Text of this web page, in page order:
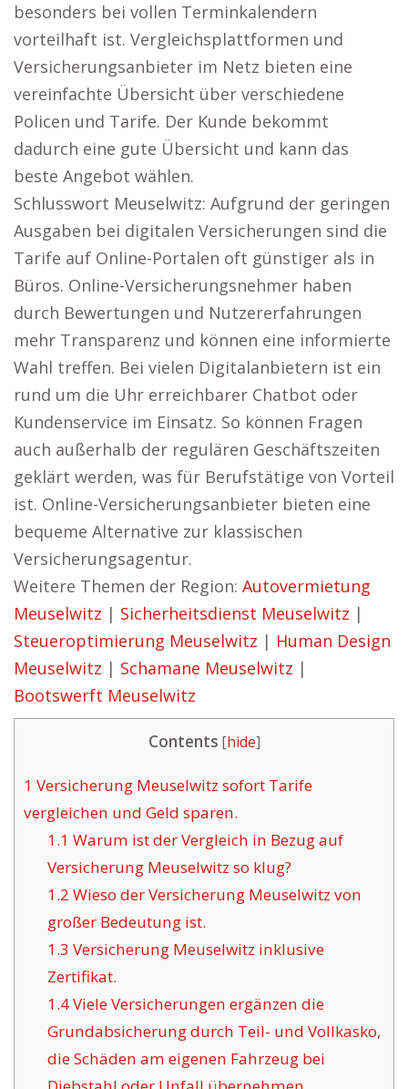
besonders bei vollen Terminkalendern
vorteilhaft ist. Vergleichsplattformen und
Versicherungsanbieter im Netz bieten eine
vereinfachte Übersicht über verschiedene
Policen und Tarife. Der Kunde bekommt
dadurch eine gute Übersicht und kann das
beste Angebot wählen.
Schlusswort Meuselwitz: Aufgrund der geringen
Ausgaben bei digitalen Versicherungen sind die
Tarife auf Online-Portalen oft günstiger als in
Büros. Online-Versicherungsnehmer haben
durch Bewertungen und Nutzererfahrungen
mehr Transparenz und können eine informierte
Wahl treffen. Bei vielen Digitalanbietern ist ein
rund um die Uhr erreichbarer Chatbot oder
Kundenservice im Einsatz. So können Fragen
auch außerhalb der regulären Geschäftszeiten
geklärt werden, was für Berufstätige von Vorteil
ist. Online-Versicherungsanbieter bieten eine
bequeme Alternative zur klassischen
Versicherungsagentur.
Weitere Themen der Region: Autovermietung
Meuselwitz | Sicherheitsdienst Meuselwitz |
Steueroptimierung Meuselwitz | Human Design
Meuselwitz | Schamane Meuselwitz |
Bootswerft Meuselwitz
Contents [hide]
1 Versicherung Meuselwitz sofort Tarife
vergleichen und Geld sparen.
1.1 Warum ist der Vergleich in Bezug auf
Versicherung Meuselwitz so klug?
1.2 Wieso der Versicherung Meuselwitz von
großer Bedeutung ist.
1.3 Versicherung Meuselwitz inklusive
Zertifikat.
1.4Viele Versicherungen ergänzen die
Grundabsicherung durch Teil- und Vollkasko,
die Schäden am eigenen Fahrzeug bei